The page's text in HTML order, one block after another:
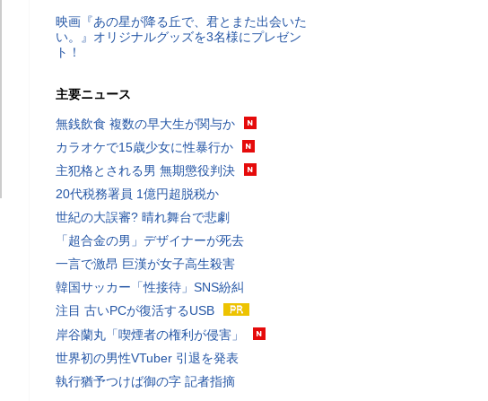
映画『あの星が降る丘で、君とまた出会いた
い。』オリジナルグッズを3名様にプレゼン
ト！
主要ニュース
無銭飲食 複数の早大生が関与か
カラオケで15歳少女に性暴行か
主犯格とされる男 無期懲役判決
20代税務署員 1億円超脱税か
世紀の大誤審? 晴れ舞台で悲劇
「超合金の男」デザイナーが死去
一言で激昂 巨漢が女子高生殺害
韓国サッカー「性接待」SNS紛糾
注目 古いPCが復活するUSB
岸谷蘭丸「喫煙者の権利が侵害」
世界初の男性VTuber 引退を発表
執行猶予つけば御の字 記者指摘